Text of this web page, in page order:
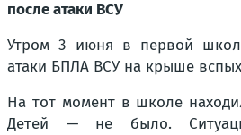
после атаки ВСУ
Утром 3 июня в первой
атаки БПЛА ВСУ на крыше
На тот момент в школе
Детей — не было.